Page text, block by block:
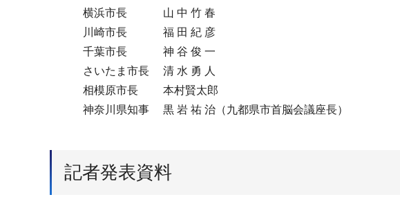
横浜市長 山 中 竹 春
川崎市長 福 田 紀 彦
千葉市長 神 谷 俊 一
さいたま市長 清 水 勇 人
相模原市長 本村賢太郎
神奈川県知事 黒 岩 祐 治（九都県市首脳会議座長）
記者発表資料